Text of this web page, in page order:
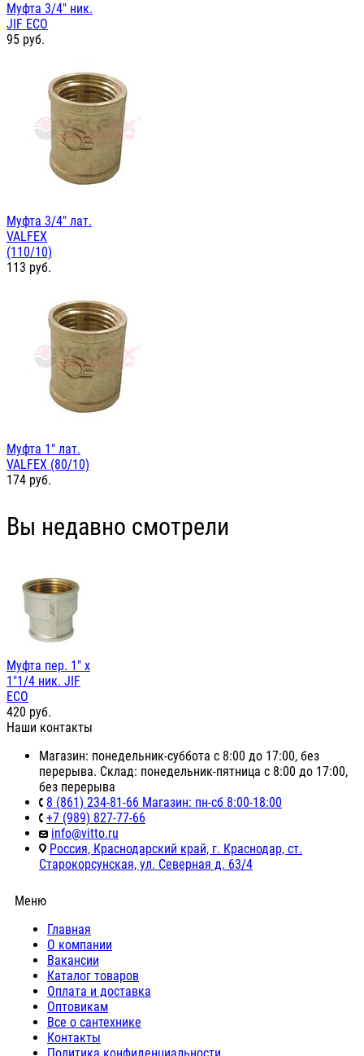
Муфта 3/4" ник.
JIF ЕСО
95 руб.
Муфта 3/4" лат.
VALFEX
(110/10)
113 руб.
Муфта 1" лат.
VALFEX (80/10)
174 руб.
Вы недавно смотрели
Муфта пер. 1" х
1"1/4 ник. JIF
ЕСО
420 руб.
Наши контакты
Магазин: понедельник-суббота с 8:00 до 17:00, без
перерыва. Склад: понедельник-пятница с 8:00 до 17:00,
без перерыва
8 (861) 234-81-66 Магазин: пн-сб 8:00-18:00
+7 (989) 827-77-66
info@vitto.ru
Россия, Краснодарский край, г. Краснодар, ст.
Старокорсунская, ул. Северная д. 63/4
Меню
Главная
О компании
Вакансии
Каталог товаров
Оплата и доставка
Оптовикам
Все о сантехнике
Контакты